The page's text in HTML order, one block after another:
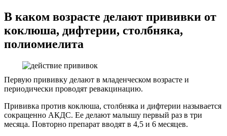
В каком возрасте делают прививки от
коклюша, дифтерии, столбняка,
полиомиелита
Первую прививку делают в младенческом возрасте и
периодически проводят ревакцинацию.
Прививка против коклюша, столбняка и дифтерии называется
сокращенно АКДС. Ее делают малышу первый раз в три
месяца. Повторно препарат вводят в 4,5 и 6 месяцев.